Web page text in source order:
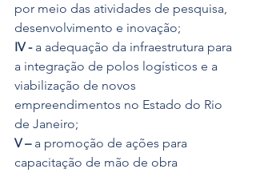
por meio das atividades de pesquisa,
desenvolvimento e inovação;
IV - a adequação da infraestrutura para
a integração de polos logísticos e a
viabilização de novos
empreendimentos no Estado do Rio
de Janeiro;
V – a promoção de ações para
capacitação de mão de obra